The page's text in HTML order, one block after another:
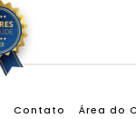
Contato Área do